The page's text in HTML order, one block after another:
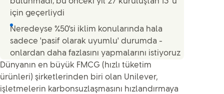
için geçerliydi
Neredeyse %50'si iklim konularında hala
sadece 'pasif olarak uyumlu' durumda -
onlardan daha fazlasını yapmalarını istiyoruz
Dünyanın en büyük FMCG (hızlı tüketim
ürünleri) şirketlerinden biri olan Unilever,
işletmelerin karbonsuzlaşmasını hızlandırmaya